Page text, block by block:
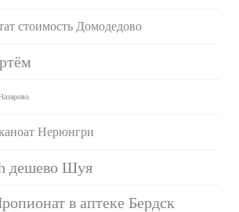
стоимость Домодедово
Нерюнгри
дешево Шуя
в аптеке Бердск